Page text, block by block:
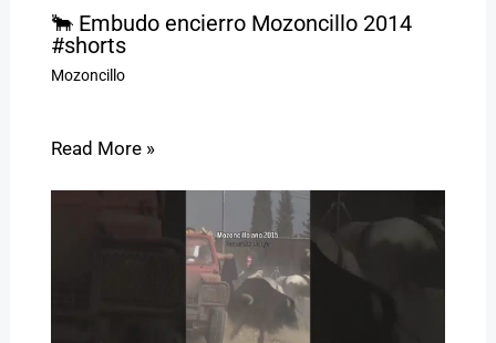
🐂 Embudo encierro Mozoncillo 2014
#shorts
Mozoncillo
Read More »